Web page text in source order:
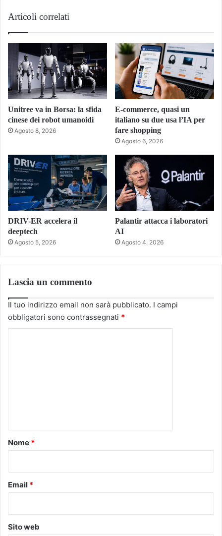
Articoli correlati
Unitree va in Borsa: la sfida
cinese dei robot umanoidi
Agosto 8, 2026
E-commerce, quasi un
italiano su due usa l’IA per
fare shopping
Agosto 6, 2026
DRIV-ER accelera il
deeptech
Agosto 5, 2026
Palantir attacca i laboratori
AI
Agosto 4, 2026
Lascia un commento
Il tuo indirizzo email non sarà pubblicato. I campi
obbligatori sono contrassegnati *
o
Nome *
Email *
Sito web